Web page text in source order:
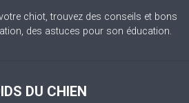
chiot, trouvez des conseils et bons
des astuces pour son éducation.
DU CHIEN